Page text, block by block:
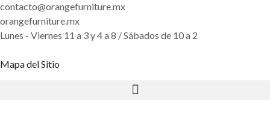
contacto@orangefurniture.mx
orangefurniture.mx
Lunes - Viernes 11 a 3 y 4 a 8 / Sábados de 10 a 2
Mapa del Sitio